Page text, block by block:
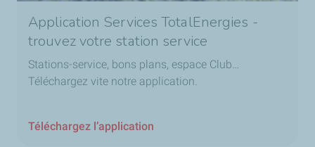
Application Services TotalEnergies -
trouvez votre station service
Stations-service, bons plans, espace Club…
Téléchargez vite notre application.
Téléchargez l’application